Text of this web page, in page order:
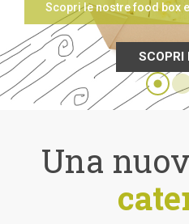
Le
Scopri le nostre food box
SCOPRI
Una